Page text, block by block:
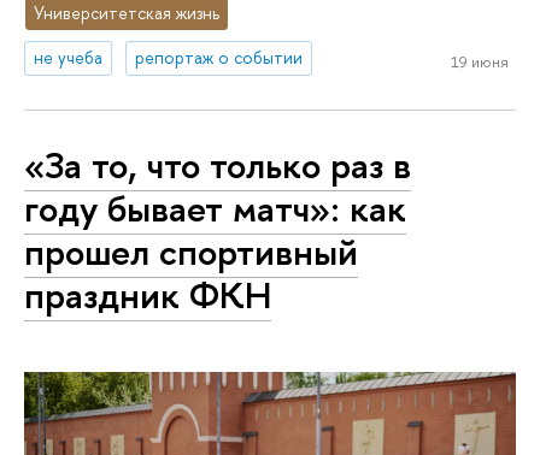
Университетская жизнь
не учеба
репортаж о событии 19 июня
«За то, что только раз в
году бывает матч»: как
прошел спортивный
праздник ФКН